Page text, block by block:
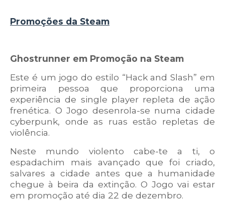
Promoções da Steam
Ghostrunner em Promoção na Steam
Este é um jogo do estilo “Hack and Slash” em
primeira pessoa que proporciona uma
experiência de single player repleta de ação
frenética. O Jogo desenrola-se numa cidade
cyberpunk, onde as ruas estão repletas de
violência.
Neste mundo violento cabe-te a ti, o
espadachim mais avançado que foi criado,
salvares a cidade antes que a humanidade
chegue à beira da extinção. O Jogo vai estar
em promoção até dia 22 de dezembro.